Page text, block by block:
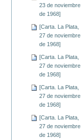
23 de noviembre
de 1968]
[Carta. La Plata,
27 de noviembre
de 1968]
[Carta. La Plata,
27 de noviembre
de 1968]
[Carta. La Plata,
27 de noviembre
de 1968]
[Carta. La Plata,
27 de noviembre
de 1968]